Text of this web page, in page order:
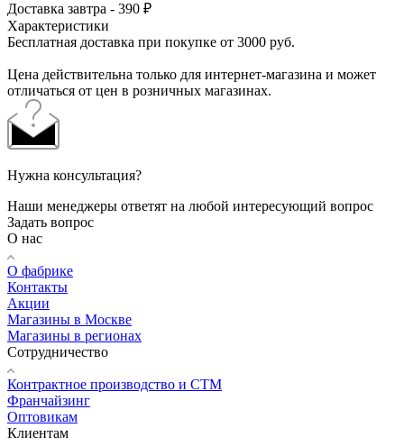
Доставка завтра - 390 ₽
Характеристики
Бесплатная доставка при покупке от 3000 руб.
Цена действительна только для интернет-магазина и может
отличаться от цен в розничных магазинах.
Нужна консультация?
Наши менеджеры ответят на любой интересующий вопрос
Задать вопрос
О нас
О фабрике
Контакты
Акции
Магазины в Москве
Магазины в регионах
Сотрудничество
Контрактное производство и СТМ
Франчайзинг
Оптовикам
Клиентам